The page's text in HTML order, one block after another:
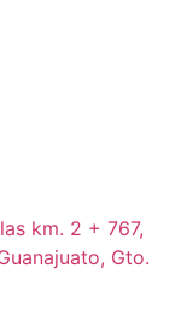
km. 2 + 767,
Gto.